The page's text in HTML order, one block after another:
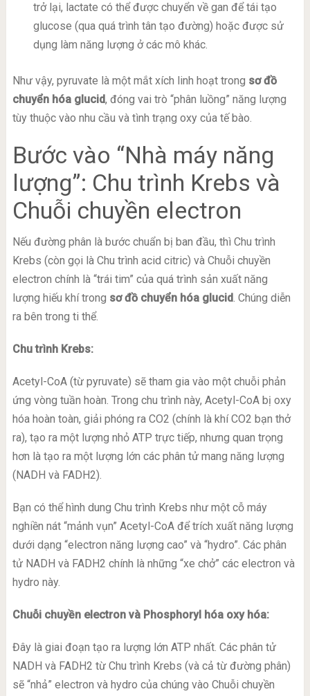
trở lại, lactate có thể được chuyển về gan để tái tạo
glucose (qua quá trình tân tạo đường) hoặc được sử
dụng làm năng lượng ở các mô khác.
Như vậy, pyruvate là một mắt xích linh hoạt trong sơ đồ
chuyển hóa glucid, đóng vai trò “phân luồng” năng lượng
tùy thuộc vào nhu cầu và tình trạng oxy của tế bào.
Bước vào “Nhà máy năng
lượng”: Chu trình Krebs và
Chuỗi chuyền electron
Nếu đường phân là bước chuẩn bị ban đầu, thì Chu trình
Krebs (còn gọi là Chu trình acid citric) và Chuỗi chuyền
electron chính là “trái tim” của quá trình sản xuất năng
lượng hiếu khí trong sơ đồ chuyển hóa glucid. Chúng diễn
ra bên trong ti thể.
Chu trình Krebs:
Acetyl-CoA (từ pyruvate) sẽ tham gia vào một chuỗi phản
ứng vòng tuần hoàn. Trong chu trình này, Acetyl-CoA bị oxy
hóa hoàn toàn, giải phóng ra CO2 (chính là khí CO2 bạn thở
ra), tạo ra một lượng nhỏ ATP trực tiếp, nhưng quan trọng
hơn là tạo ra một lượng lớn các phân tử mang năng lượng
(NADH và FADH2).
Bạn có thể hình dung Chu trình Krebs như một cỗ máy
nghiền nát “mảnh vụn” Acetyl-CoA để trích xuất năng lượng
dưới dạng “electron năng lượng cao” và “hydro”. Các phân
tử NADH và FADH2 chính là những “xe chở” các electron và
hydro này.
Chuỗi chuyền electron và Phosphoryl hóa oxy hóa:
Đây là giai đoạn tạo ra lượng lớn ATP nhất. Các phân tử
NADH và FADH2 từ Chu trình Krebs (và cả từ đường phân)
sẽ “nhả” electron và hydro của chúng vào Chuỗi chuyền